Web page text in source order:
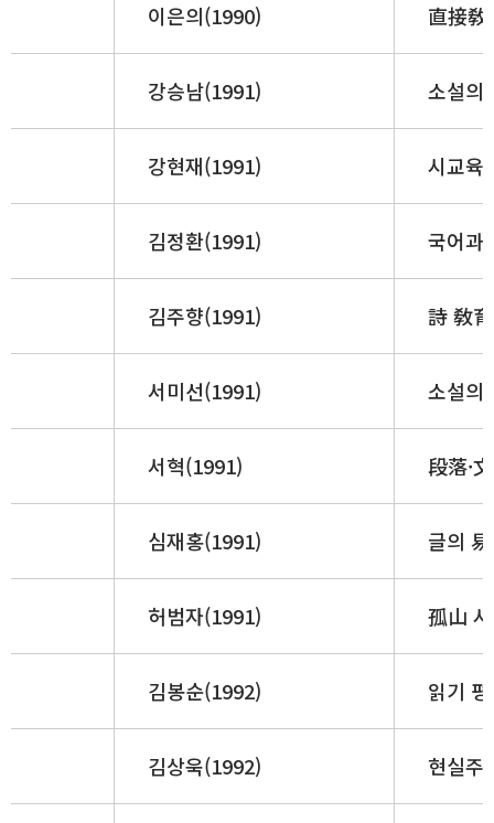
이은의(1990) 直接敎
강승남(1991) 소설의
강현재(1991) 시교육
김정환(1991) 국어과
김주향(1991) 詩 敎
서미선(1991) 소설의
서혁(1991) 段落·
심재홍(1991) 글의
허범자(1991) 孤山
김봉순(1992) 읽기
김상욱(1992) 현실주